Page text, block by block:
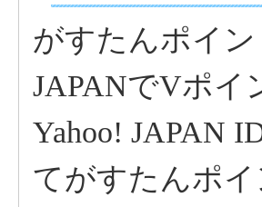
がすたんポイ
JAPANでVポイ
Yahoo! JAPAN
てがすたんポ